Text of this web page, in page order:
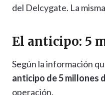
del Delcygate. La
El anticipo: 5
Según la información
anticipo de 5 millones
operación.